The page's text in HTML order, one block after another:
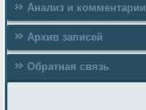
Анализ и комментарии
Архив записей
Обратная связь